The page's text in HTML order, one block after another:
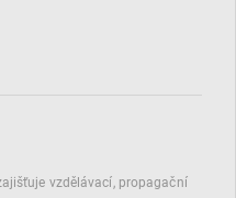
vzdělávací, propagační